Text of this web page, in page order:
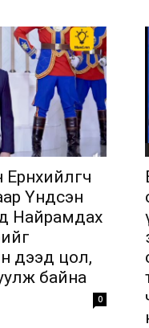
Үндсэн
Найрамдах
дээд цол,
байна
0